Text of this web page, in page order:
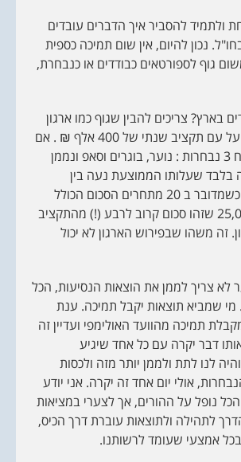
ולתמיד להסביר איך הדברים עובדים
נכון להיום, אין שום תמיכה כספית
גוף לספורטאים כבודדים או כנבחרת,
בארץ? צריכים להבין שגוף כמו ארגון
הגלישה בארץ פועל עם תקציב שנתי של 400 אלף ₪ . אם
לצורך העניין ניקח 3 נבחרות : נוער, בוגרים וסאפ ונממן
בלבד שעלותו הממוצעת נעה בין
1,000-1,500$ , כשמדובר ב 20 מתחרים הסכום הכולל
עשוי להגיע 25,000$ שזהו סכום קרוב לרבע (!) מהתקציב
זה משהו שבפירוש הארגון לא יכול
לא צריך לממן את הוצאות הנסיעות, הכל
מי שמביא תוצאות יקבל תמיכה. ענת
תמיכה מהוועד האולימפי ועדיין זה
דבר יקרה עם כל אחד שיגיע
לנו לתת ולממן יותר מזה ולכסות
הנבחרות, אולי יום אחד זה יקרה. אני יודע
נופל על ההורים, אך לצערי במציאות
לתהילה ולתוצאות עוברת דרך הכיס,
בכל אמצעי שעומד לרשותנו.